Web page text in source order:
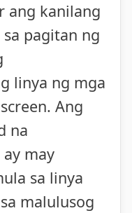
ang kanilang
pagitan ng
linya ng mga
Ang
na
may
sa linya
malulusog